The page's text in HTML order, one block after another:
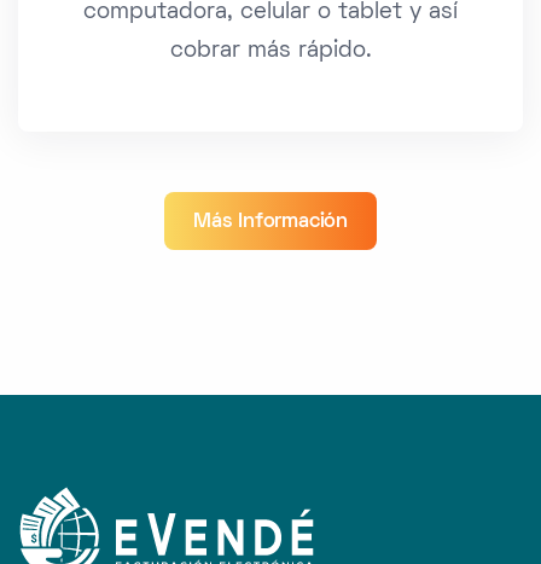
computadora, celular o tablet y así
cobrar más rápido.
Más Información